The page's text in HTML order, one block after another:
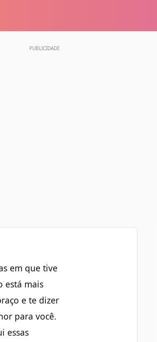
em que tive
está mais
e te dizer
para você.
essas